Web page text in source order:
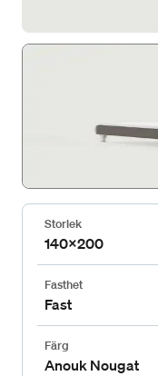
Storlek
140x200
Fasthet
Fast
Färg
Anouk Nougat